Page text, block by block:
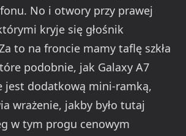
No i otwory przy prawej
kryje się głośnik
to na froncie mamy taflę szkła
podobnie, jak Galaxy A7
jest dodatkową mini-ramką,
wrażenie, jakby było tutaj
w tym progu cenowym